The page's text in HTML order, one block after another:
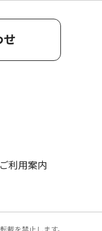
せ
利用案内